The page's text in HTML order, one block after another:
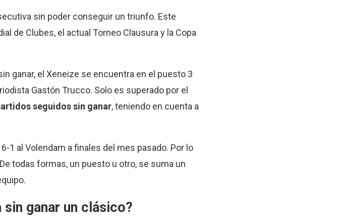
sin poder conseguir un triunfo. Este
de Clubes, el actual Torneo Clausura y la Copa
ganar, el Xeneize se encuentra en el puesto 3
Gastón Trucco. Solo es superado por el
seguidos sin ganar, teniendo en cuenta a
1 al Volendam a finales del mes pasado. Por lo
todas formas, un puesto u otro, se suma un
ganar un clásico?